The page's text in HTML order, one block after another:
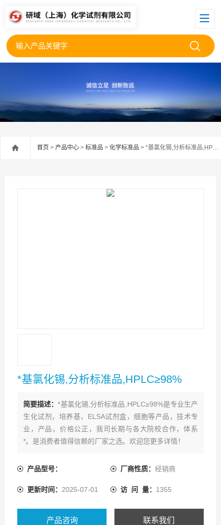
首页 > 产品中心 > 标准品 > 化学标准品 > *基氯化锡,分析标准品,HPLC≥98%
*基氯化锡,分析标准品,HPLC≥98%
简要描述：*基氯化锡,分析标准品,HPLC≥98%是专业生产
生化试剂，培养基，ELSA试剂盒，细胞等产品，技术专
业，产品，价格公正，我司长期与各大院校合作，体系
*。是消费者值得信赖的厂家之选。欢迎您更多详情！
产品型号： 厂商性质： 经销商
更新时间： 2025-07-01 访 问 量： 1355
产品咨询 联系我们